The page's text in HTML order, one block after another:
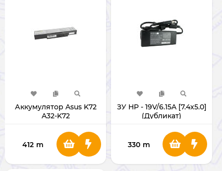
Аккумулятор Asus K72
A32-K72
412 m
ЗУ HP - 19V/6.15A [7.4x5.0]
(Дубликат)
330 m